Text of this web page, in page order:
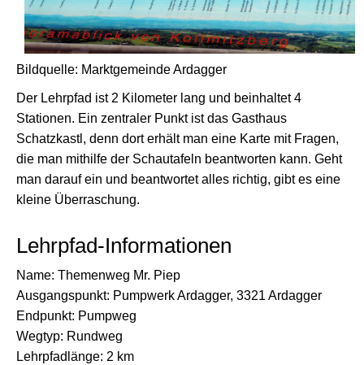
Bildquelle: Marktgemeinde Ardagger
Der Lehrpfad ist 2 Kilometer lang und beinhaltet 4
Stationen. Ein zentraler Punkt ist das Gasthaus
Schatzkastl, denn dort erhält man eine Karte mit Fragen,
die man mithilfe der Schautafeln beantworten kann. Geht
man darauf ein und beantwortet alles richtig, gibt es eine
kleine Überraschung.
Lehrpfad-Informationen
Name: Themenweg Mr. Piep
Ausgangspunkt: Pumpwerk Ardagger, 3321 Ardagger
Endpunkt: Pumpweg
Wegtyp: Rundweg
Lehrpfadlänge: 2 km